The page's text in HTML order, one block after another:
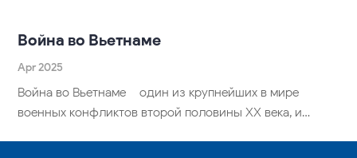
Война во Вьетнаме
Apr 2025
Война во Вьетнаме – один из крупнейших в мире
военных конфликтов второй половины XX века, и…